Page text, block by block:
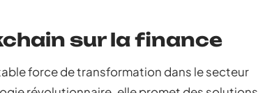
sur la finance
force de transformation dans le secteur